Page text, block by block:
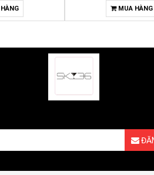
MUA HÀNG